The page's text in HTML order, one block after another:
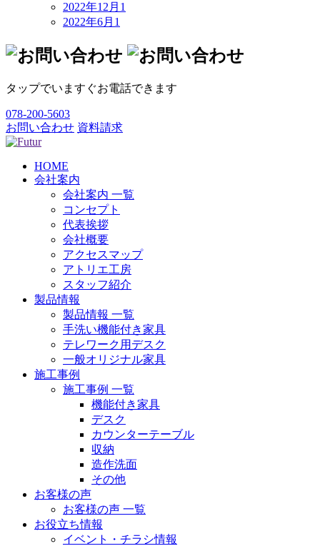
2022年12月 1
2022年6月 1
タップでいますぐお電話できます
078-200-5603
お問い合わせ 資料請求
HOME
会社案内
会社案内 一覧
コンセプト
代表挨拶
会社概要
アクセスマップ
アトリエ工房
スタッフ紹介
製品情報
製品情報 一覧
手洗い機能付き家具
テレワーク用デスク
一般オリジナル家具
施工事例
施工事例 一覧
機能付き家具
デスク
カウンターテーブル
収納
造作洗面
その他
お客様の声
お客様の声 一覧
お役立ち情報
イベント・チラシ情報